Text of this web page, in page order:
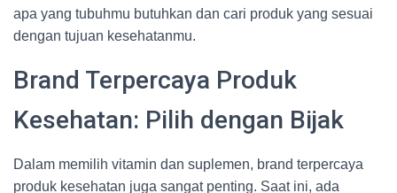
apa yang tubuhmu butuhkan dan cari produk yang sesuai
dengan tujuan kesehatanmu.
Brand Terpercaya Produk
Kesehatan: Pilih dengan Bijak
Dalam memilih vitamin dan suplemen, brand terpercaya
produk kesehatan juga sangat penting. Saat ini, ada